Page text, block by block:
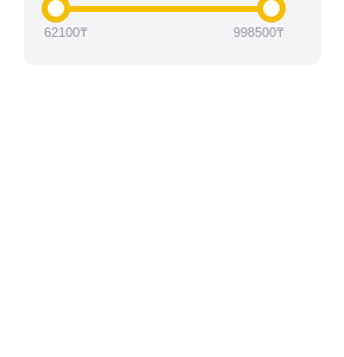
62100₸ 998500₸